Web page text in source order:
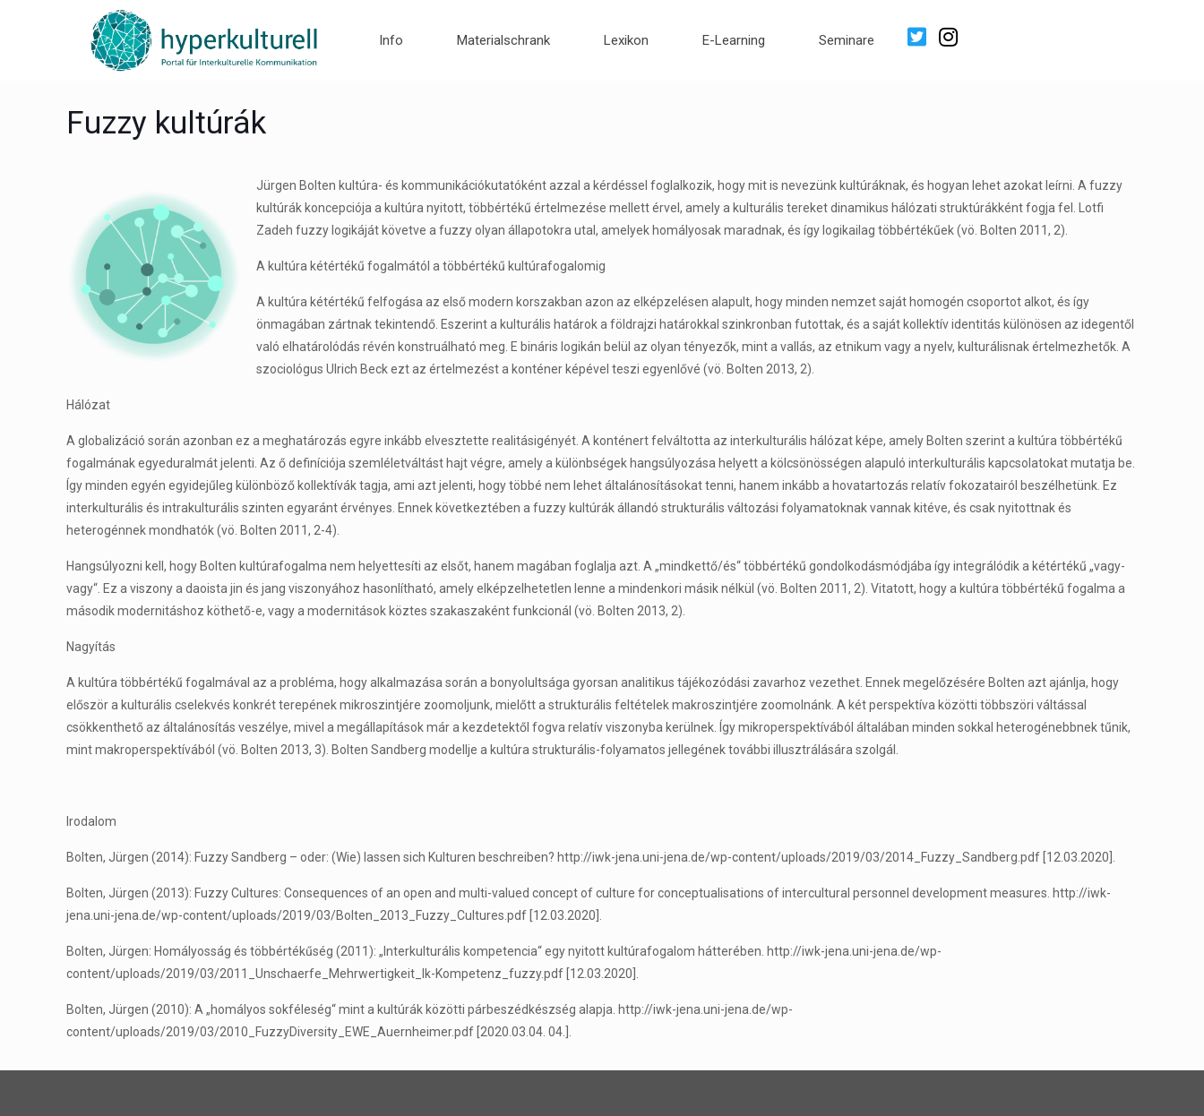
Info Materialschrank Lexikon E-Learning Seminare
Fuzzy kultúrák
Jürgen Bolten kultúra- és kommunikációkutatóként azzal a kérdéssel foglalkozik, hogy mit is nevezünk kultúráknak, és hogyan lehet azokat leírni. A fuzzy
kultúrák koncepciója a kultúra nyitott, többértékű értelmezése mellett érvel, amely a kulturális tereket dinamikus hálózati struktúrákként fogja fel. Lotfi
Zadeh fuzzy logikáját követve a fuzzy olyan állapotokra utal, amelyek homályosak maradnak, és így logikailag többértékűek (vö. Bolten 2011, 2).
A kultúra kétértékű fogalmától a többértékű kultúrafogalomig
A kultúra kétértékű felfogása az első modern korszakban azon az elképzelésen alapult, hogy minden nemzet saját homogén csoportot alkot, és így
önmagában zártnak tekintendő. Eszerint a kulturális határok a földrajzi határokkal szinkronban futottak, és a saját kollektív identitás különösen az idegentől
való elhatárolódás révén konstruálható meg. E bináris logikán belül az olyan tényezők, mint a vallás, az etnikum vagy a nyelv, kulturálisnak értelmezhetők. A
szociológus Ulrich Beck ezt az értelmezést a konténer képével teszi egyenlővé (vö. Bolten 2013, 2).
Hálózat
A globalizáció során azonban ez a meghatározás egyre inkább elvesztette realitásigényét. A konténert felváltotta az interkulturális hálózat képe, amely Bolten szerint a kultúra többértékű
fogalmának egyeduralmát jelenti. Az ő definíciója szemléletváltást hajt végre, amely a különbségek hangsúlyozása helyett a kölcsönösségen alapuló interkulturális kapcsolatokat mutatja be.
Így minden egyén egyidejűleg különböző kollektívák tagja, ami azt jelenti, hogy többé nem lehet általánosításokat tenni, hanem inkább a hovatartozás relatív fokozatairól beszélhetünk. Ez
interkulturális és intrakulturális szinten egyaránt érvényes. Ennek következtében a fuzzy kultúrák állandó strukturális változási folyamatoknak vannak kitéve, és csak nyitottnak és
heterogénnek mondhatók (vö. Bolten 2011, 2-4).
Hangsúlyozni kell, hogy Bolten kultúrafogalma nem helyettesíti az elsőt, hanem magában foglalja azt. A „mindkettő/és“ többértékű gondolkodásmódjába így integrálódik a kétértékű „vagy-
vagy“. Ez a viszony a daoista jin és jang viszonyához hasonlítható, amely elképzelhetetlen lenne a mindenkori másik nélkül (vö. Bolten 2011, 2). Vitatott, hogy a kultúra többértékű fogalma a
második modernitáshoz köthető-e, vagy a modernitások köztes szakaszaként funkcionál (vö. Bolten 2013, 2).
Nagyítás
A kultúra többértékű fogalmával az a probléma, hogy alkalmazása során a bonyolultsága gyorsan analitikus tájékozódási zavarhoz vezethet. Ennek megelőzésére Bolten azt ajánlja, hogy
először a kulturális cselekvés konkrét terepének mikroszintjére zoomoljunk, mielőtt a strukturális feltételek makroszintjére zoomolnánk. A két perspektíva közötti többszöri váltással
csökkenthető az általánosítás veszélye, mivel a megállapítások már a kezdetektől fogva relatív viszonyba kerülnek. Így mikroperspektívából általában minden sokkal heterogénebbnek tűnik,
mint makroperspektívából (vö. Bolten 2013, 3). Bolten Sandberg modellje a kultúra strukturális-folyamatos jellegének további illusztrálására szolgál.
Irodalom
Bolten, Jürgen (2014): Fuzzy Sandberg – oder: (Wie) lassen sich Kulturen beschreiben? http://iwk-jena.uni-jena.de/wp-content/uploads/2019/03/2014_Fuzzy_Sandberg.pdf [12.03.2020].
Bolten, Jürgen (2013): Fuzzy Cultures: Consequences of an open and multi-valued concept of culture for conceptualisations of intercultural personnel development measures. http://iwk-
jena.uni-jena.de/wp-content/uploads/2019/03/Bolten_2013_Fuzzy_Cultures.pdf [12.03.2020].
Bolten, Jürgen: Homályosság és többértékűség (2011): „Interkulturális kompetencia“ egy nyitott kultúrafogalom hátterében. http://iwk-jena.uni-jena.de/wp-
content/uploads/2019/03/2011_Unschaerfe_Mehrwertigkeit_Ik-Kompetenz_fuzzy.pdf [12.03.2020].
Bolten, Jürgen (2010): A „homályos sokféleség“ mint a kultúrák közötti párbeszédkészség alapja. http://iwk-jena.uni-jena.de/wp-
content/uploads/2019/03/2010_FuzzyDiversity_EWE_Auernheimer.pdf [2020.03.04. 04.].